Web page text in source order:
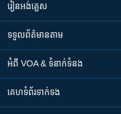
រៀន​​អង់គ្លេស
ទទួល​ព័ត៌មាន​តាម
អំពី​ VOA & ទំនាក់ទំនង
គេហទំព័រ​​ទាក់ទង